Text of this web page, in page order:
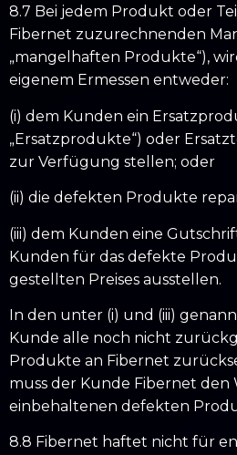
8.7 Bei jedem Produkt oder
Fibernet zuzurechnenden
„mangelhaften Produkte“),
eigenem Ermessen entweder:
(i) dem Kunden ein
„Ersatzprodukte“) oder
zur Verfügung stellen; oder
(ii) die defekten Produkte
(iii) dem Kunden eine
Kunden für das defekte
gestellten Preises ausstellen.
In den unter (i) und (iii)
Kunde alle noch nicht
Produkte an Fibernet
muss der Kunde Fibernet den
einbehaltenen defekten
8.8 Fibernet haftet nicht für